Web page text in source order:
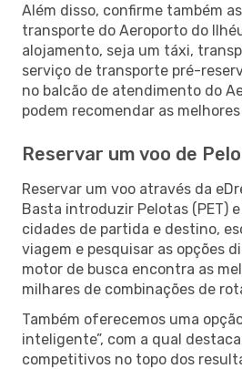
Além disso, confirme também
transporte do Aeroporto do
alojamento, seja um táxi,
serviço de transporte pré-
no balcão de atendimento do
podem recomendar as
Reservar um voo de
Reservar um voo através da
Basta introduzir Pelotas (PET)
cidades de partida e destino,
viagem e pesquisar as opções
motor de busca encontra as
milhares de combinações de
Também oferecemos uma
inteligente”, com a qual
competitivos no topo dos